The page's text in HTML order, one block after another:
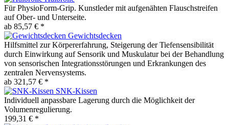
Für PhysioForm-Grip. Kunstleder mit aufgenähten Flauschstreifen
auf Ober- und Unterseite.
ab 85,57 € *
Gewichtsdecken
Hilfsmittel zur Körpererfahrung, Steigerung der Tiefensensibilität
durch Einwirkung auf Sensorik und Muskulatur bei der Behandlung
von sensorischen Integrationsstörungen und Erkrankungen des
zentralen Nervensystems.
ab 321,57 € *
SNK-Kissen
Individuell anpassbare Lagerung durch die Möglichkeit der
Volumenregulierung.
199,31 € *